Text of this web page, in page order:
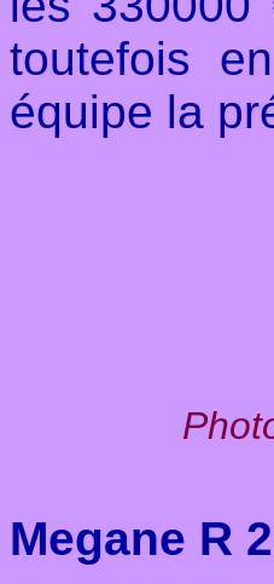
toutefois
équipe la
Megane R